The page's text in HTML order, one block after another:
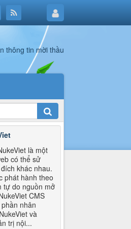
là một
có thể sử
khác nhau.
phát hành theo
tự do nguồn mở
CMS
nhân
và
trị nội...